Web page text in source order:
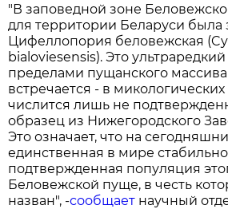
"В заповедной зоне
для территории Беларуси была
Цифеллопория беловежская
bialoviesensis). Это
пределами пущанского
встречается - в
числится лишь не
образец из Нижегородского
Это означает, что на
единственная в мире
подтвержденная популяция
Беловежской пуще, в честь
назван", -сообщает научный